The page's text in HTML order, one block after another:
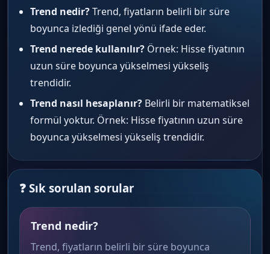
Trend nedir?Trend, fiyatların belirli bir süre
boyunca izlediği genel yönü ifade eder.
Trend nerede kullanılır? Örnek: Hisse fiyatının
uzun süre boyunca yükselmesi yükseliş
trendidir.
Trend nasıl hesaplanır? Belirli bir matematiksel
formül yoktur. Örnek: Hisse fiyatının uzun süre
boyunca yükselmesi yükseliş trendidir.
❓ Sık sorulan sorular
Trend nedir?
Trend, fiyatların belirli bir süre boyunca